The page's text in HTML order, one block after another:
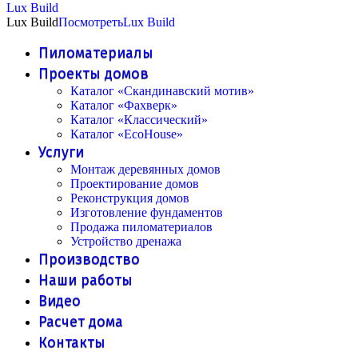
Lux Build
Lux BuildПосмотретьLux Build
Пиломатериалы
Проекты домов
Каталог «Скандинавский мотив»
Каталог «Фахверк»
Каталог «Классический»
Каталог «EcoHouse»
Услуги
Монтаж деревянных домов
Проектирование домов
Реконструкция домов
Изготовление фундаментов
Продажа пиломатериалов
Устройство дренажа
Производство
Наши работы
Видео
Расчет дома
Контакты